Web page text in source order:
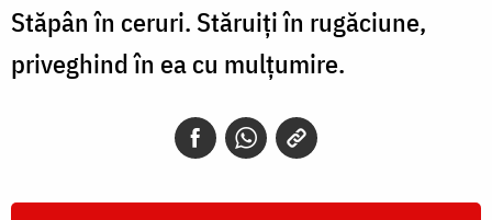
Stăpân în ceruri. Stăruiți în rugăciune,
priveghind în ea cu mulțumire.